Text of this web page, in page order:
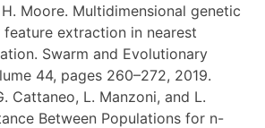
Moore. Multidimensional genetic
extraction in nearest
Swarm and Evolutionary
44, pages 260–272, 2019.
Cattaneo, L. Manzoni, and L.
Between Populations for n-